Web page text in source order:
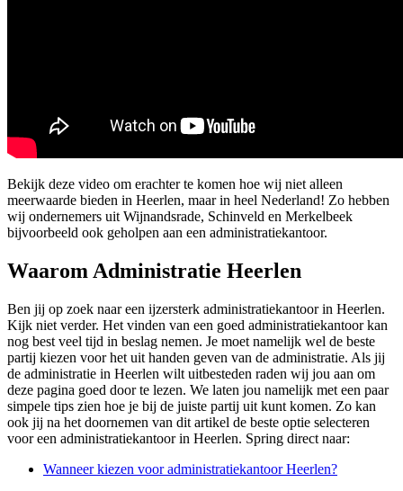
Bekijk deze video om erachter te komen hoe wij niet alleen
meerwaarde bieden in Heerlen, maar in heel Nederland! Zo hebben
wij ondernemers uit Wijnandsrade, Schinveld en Merkelbeek
bijvoorbeeld ook geholpen aan een administratiekantoor.
Waarom Administratie Heerlen
Ben jij op zoek naar een ijzersterk administratiekantoor in Heerlen.
Kijk niet verder. Het vinden van een goed administratiekantoor kan
nog best veel tijd in beslag nemen. Je moet namelijk wel de beste
partij kiezen voor het uit handen geven van de administratie. Als jij
de administratie in Heerlen wilt uitbesteden raden wij jou aan om
deze pagina goed door te lezen. We laten jou namelijk met een paar
simpele tips zien hoe je bij de juiste partij uit kunt komen. Zo kan
ook jij na het doornemen van dit artikel de beste optie selecteren
voor een administratiekantoor in Heerlen. Spring direct naar:
Wanneer kiezen voor administratiekantoor Heerlen?